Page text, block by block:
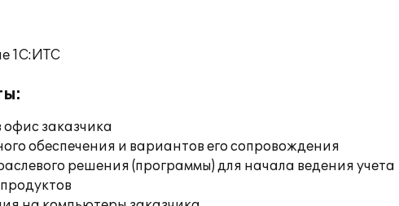
1С:ИТС
заказчика
обеспечения и вариантов его сопровождения
решения (программы) для начала ведения учета